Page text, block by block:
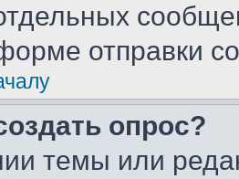
отправки
опрос?
темы или